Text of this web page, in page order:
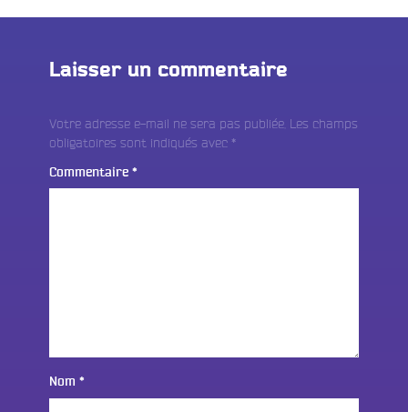
Laisser un commentaire
Votre adresse e-mail ne sera pas publiée. Les champs
obligatoires sont indiqués avec *
Commentaire *
Nom *